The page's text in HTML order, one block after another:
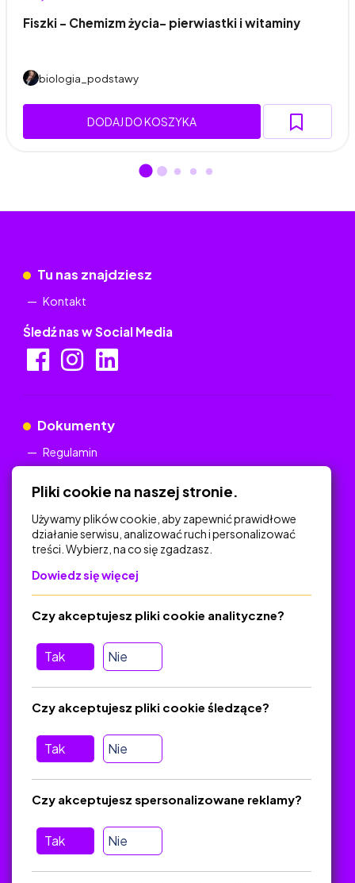
Fiszki - Chemizm życia- pierwiastki i witaminy
biologia_podstawy
DODAJ DO KOSZYKA
Tu nas znajdziesz
Kontakt
Śledź nas w Social Media
Dokumenty
Regulamin
Na skróty
Polityka Prywatności
Regulamin
O platformie
Baza materiałów dydaktycznych
Jak zostać autorem
FAQ
wiadomość nie trafiła do folderu SPAM)
Pliki cookie na naszej stronie.
Używamy plików cookie, aby zapewnić prawidłowe
działanie serwisu, analizować ruch i personalizować
treści. Wybierz, na co się zgadzasz.
Dowiedz się więcej
Tak Nie
Czy akceptujesz pliki cookie analityczne?
Tak Nie
Czy akceptujesz pliki cookie śledzące?
Tak Nie
Czy akceptujesz spersonalizowane reklamy?